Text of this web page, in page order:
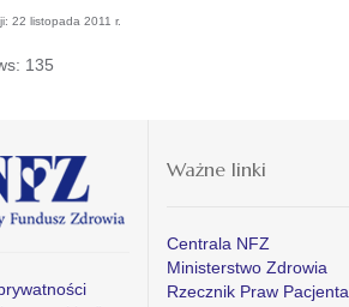
22 listopada 2011 r.
135
Ważne linki
Centrala NFZ
Ministerstwo Zdrowia
Rzecznik Praw Pacjenta